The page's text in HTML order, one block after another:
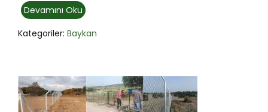
Devamını Oku
Kategoriler: Baykan